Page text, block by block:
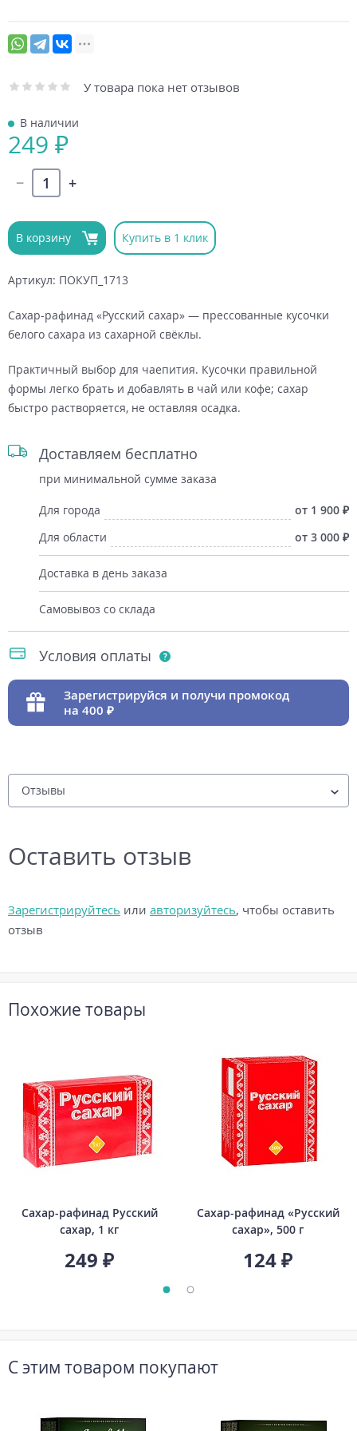
У товара пока нет отзывов
В наличии
249 ₽
В корзину Купить в 1 клик
Артикул: ПОКУП_1713
Сахар-рафинад «Русский сахар» — прессованные кусочки
белого сахара из сахарной свёклы.
Практичный выбор для чаепития. Кусочки правильной
формы легко брать и добавлять в чай или кофе; сахар
быстро растворяется, не оставляя осадка.
Доставляем бесплатно
при минимальной сумме заказа
Для города
от 1 900
Для области
от 3 000
Доставка в день заказа
Самовывоз со склада
Условия оплаты
Зарегистрируйся и получи промокод
на 400
Оставить отзыв
Зарегистрируйтесь или авторизуйтесь, чтобы оставить
отзыв
Похожие товары
Сахар-рафинад Русский
сахар, 1 кг
249 ₽
Сахар-рафинад «Русский
сахар», 500 г
124 ₽
С этим товаром покупают